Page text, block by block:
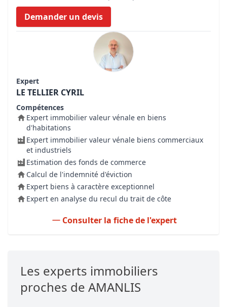
Demander un devis
Expert
LE TELLIER CYRIL
Compétences
Expert immobilier valeur vénale en biens
d'habitations
Expert immobilier valeur vénale biens commerciaux
et industriels
Estimation des fonds de commerce
Calcul de l'indemnité d'éviction
Expert biens à caractère exceptionnel
Expert en analyse du recul du trait de côte
Consulter la fiche de l'expert
Les experts immobiliers
proches de AMANLIS